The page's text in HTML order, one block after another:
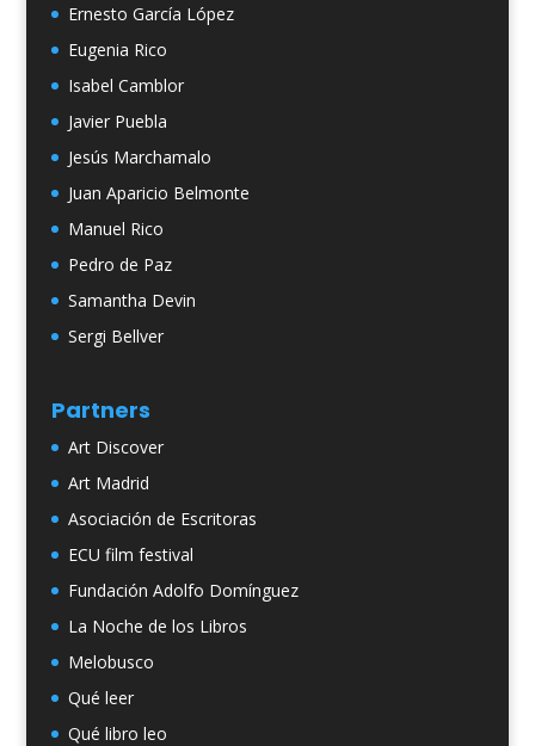
Ernesto García López
Eugenia Rico
Isabel Camblor
Javier Puebla
Jesús Marchamalo
Juan Aparicio Belmonte
Manuel Rico
Pedro de Paz
Samantha Devin
Sergi Bellver
Partners
Art Discover
Art Madrid
Asociación de Escritoras
ECU film festival
Fundación Adolfo Domínguez
La Noche de los Libros
Melobusco
Qué leer
Qué libro leo